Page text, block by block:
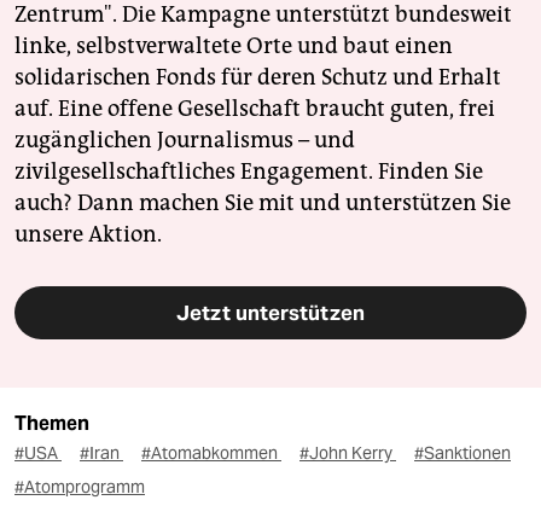
Zentrum". Die Kampagne unterstützt bundesweit
linke, selbstverwaltete Orte und baut einen
solidarischen Fonds für deren Schutz und Erhalt
auf. Eine offene Gesellschaft braucht guten, frei
zugänglichen Journalismus – und
zivilgesellschaftliches Engagement. Finden Sie
auch? Dann machen Sie mit und unterstützen Sie
unsere Aktion.
Jetzt unterstützen
Themen
#USA #Iran #Atomabkommen #John Kerry
#Sanktionen
#Atomprogramm